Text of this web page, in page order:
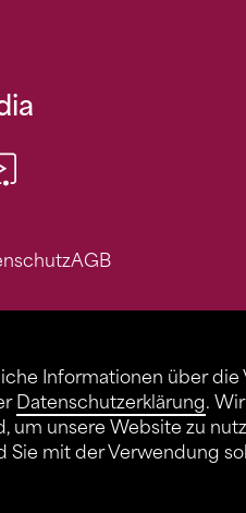
Informationen über
Datenschutzerklärung.
um unsere Website zu
Sie mit der Verwendung
AGB